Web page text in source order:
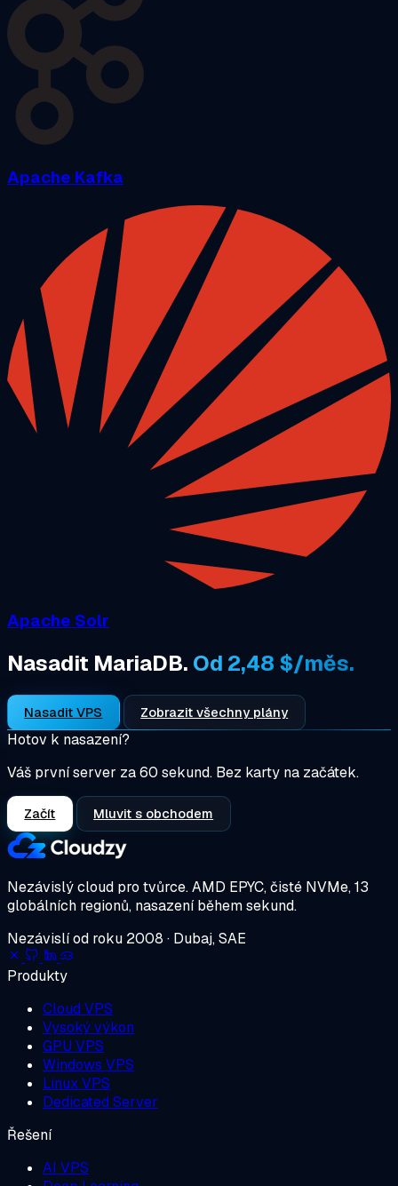
Apache Kafka
Apache Solr
Nasadit MariaDB. Od 2,48 $/měs.
Nasadit VPS Zobrazit všechny plány
Hotov k nasazení?
Váš první server za 60 sekund. Bez karty na začátek.
Začít Mluvit s obchodem
Nezávislý cloud pro tvůrce.AMD EPYC, čisté NVMe, 13
globálních regionů, nasazení během sekund.
Nezávislí od roku 2008 · Dubaj, SAE
Produkty
Cloud VPS
Vysoký výkon
GPU VPS
Windows VPS
Linux VPS
Dedicated Server
Řešení
AI VPS